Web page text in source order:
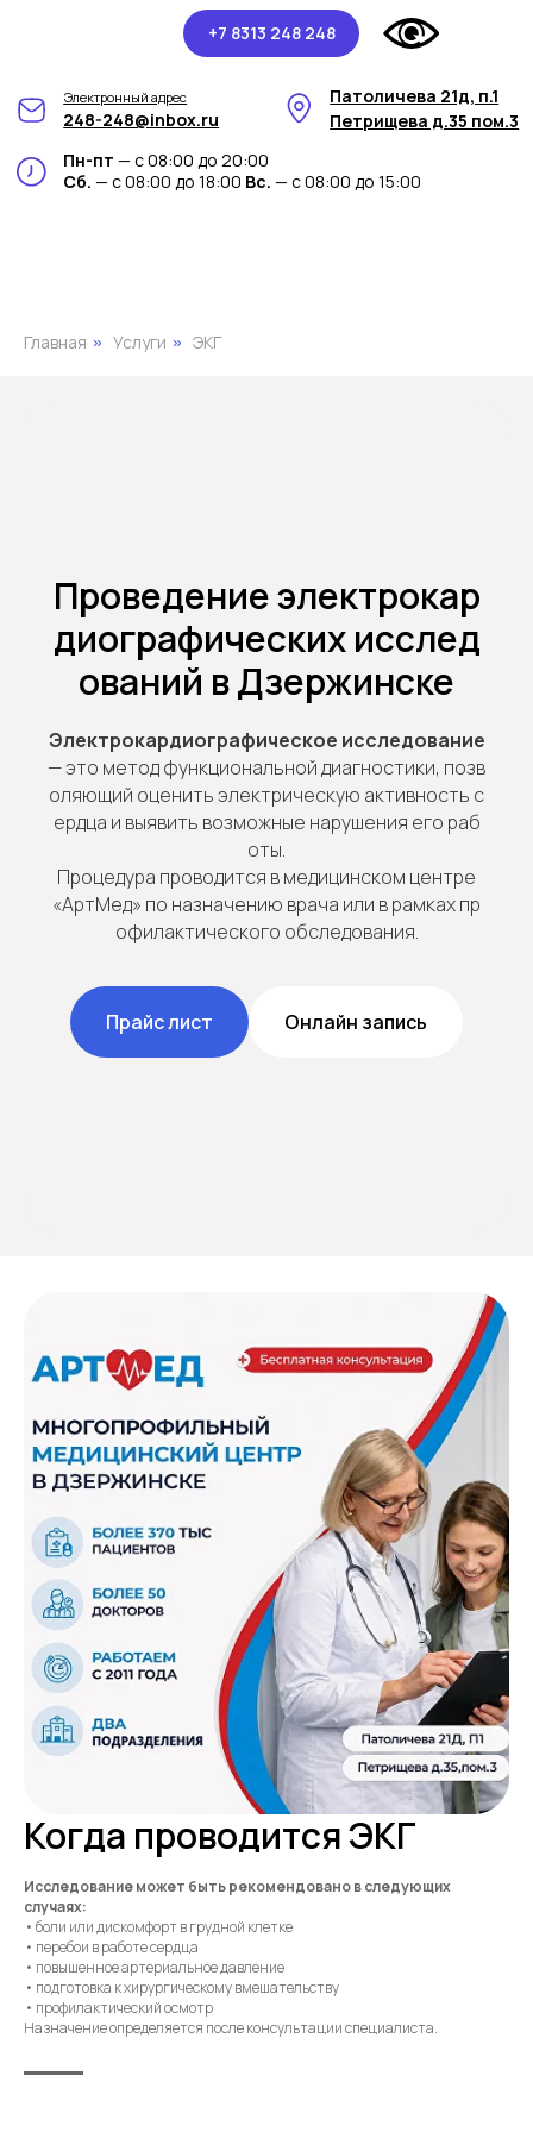
+7 8313 248 248
Пн-пт — с 08:00 до 20:00
Сб.— с 08:00 до 18:00Вс.— с 08:00 до 15:00
Главная » Услуги » ЭКГ
Проведение электрокар
диографических исслед
ований в Дзержинске
Электрокардиографическое исследование
— это метод функциональной диагностики, позв
оляющий оценить электрическую активность с
ердца и выявить возможные нарушения его раб
оты.
Процедура проводится в медицинском центре
«АртМед» по назначению врача или в рамках пр
офилактического обследования.
Прайс лист Онлайн запись
Когда проводится ЭКГ
Исследование может быть рекомендовано в следующих
случаях:
• боли или дискомфорт в грудной клетке
• перебои в работе сердца
• повышенное артериальное давление
• подготовка к хирургическому вмешательству
• профилактический осмотр
Назначение определяется после консультации специалиста.